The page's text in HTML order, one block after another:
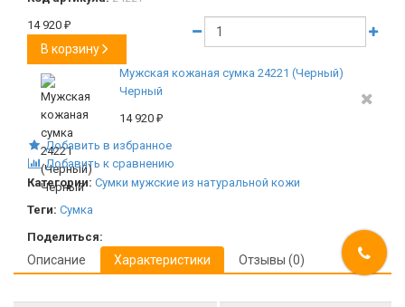
14 920 ₽
В корзину
Мужская кожаная сумка 24221 (Черный)
Черный
14 920 ₽
Добавить в избранное
Добавить к сравнению
Категории: Сумки мужские из натуральной кожи
Теги: Сумка
Поделиться:
Описание Характеристики Отзывы (0)